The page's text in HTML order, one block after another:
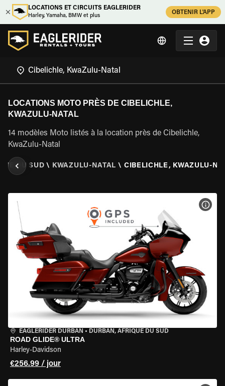
LOCATIONS ET CIRCUITS EAGLERIDER
Harley, Yamaha, BMW et plus
OBTENIR L'APP
LOCATIONS MOTO PRÈS DE CIBELICHLE,
KWAZULU-NATAL
14 modèles Moto listés à la location près de Cibelichle,
KwaZulu-Natal
DU SUD \ KWAZULU-NATAL \ CIBELICHLE, KWAZULU-
EAGLERIDER DURBAN • DURBAN, AFRIQUE DU SUD
ROAD GLIDE® ULTRA
Harley-Davidson
€256.99 / jour